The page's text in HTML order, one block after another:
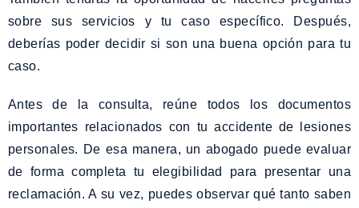
sobre sus servicios y tu caso específico. Después,
deberías poder decidir si son una buena opción para tu
caso.
Antes de la consulta, reúne todos los documentos
importantes relacionados con tu accidente de lesiones
personales. De esa manera, un abogado puede evaluar
de forma completa tu elegibilidad para presentar una
reclamación. A su vez, puedes observar qué tanto saben